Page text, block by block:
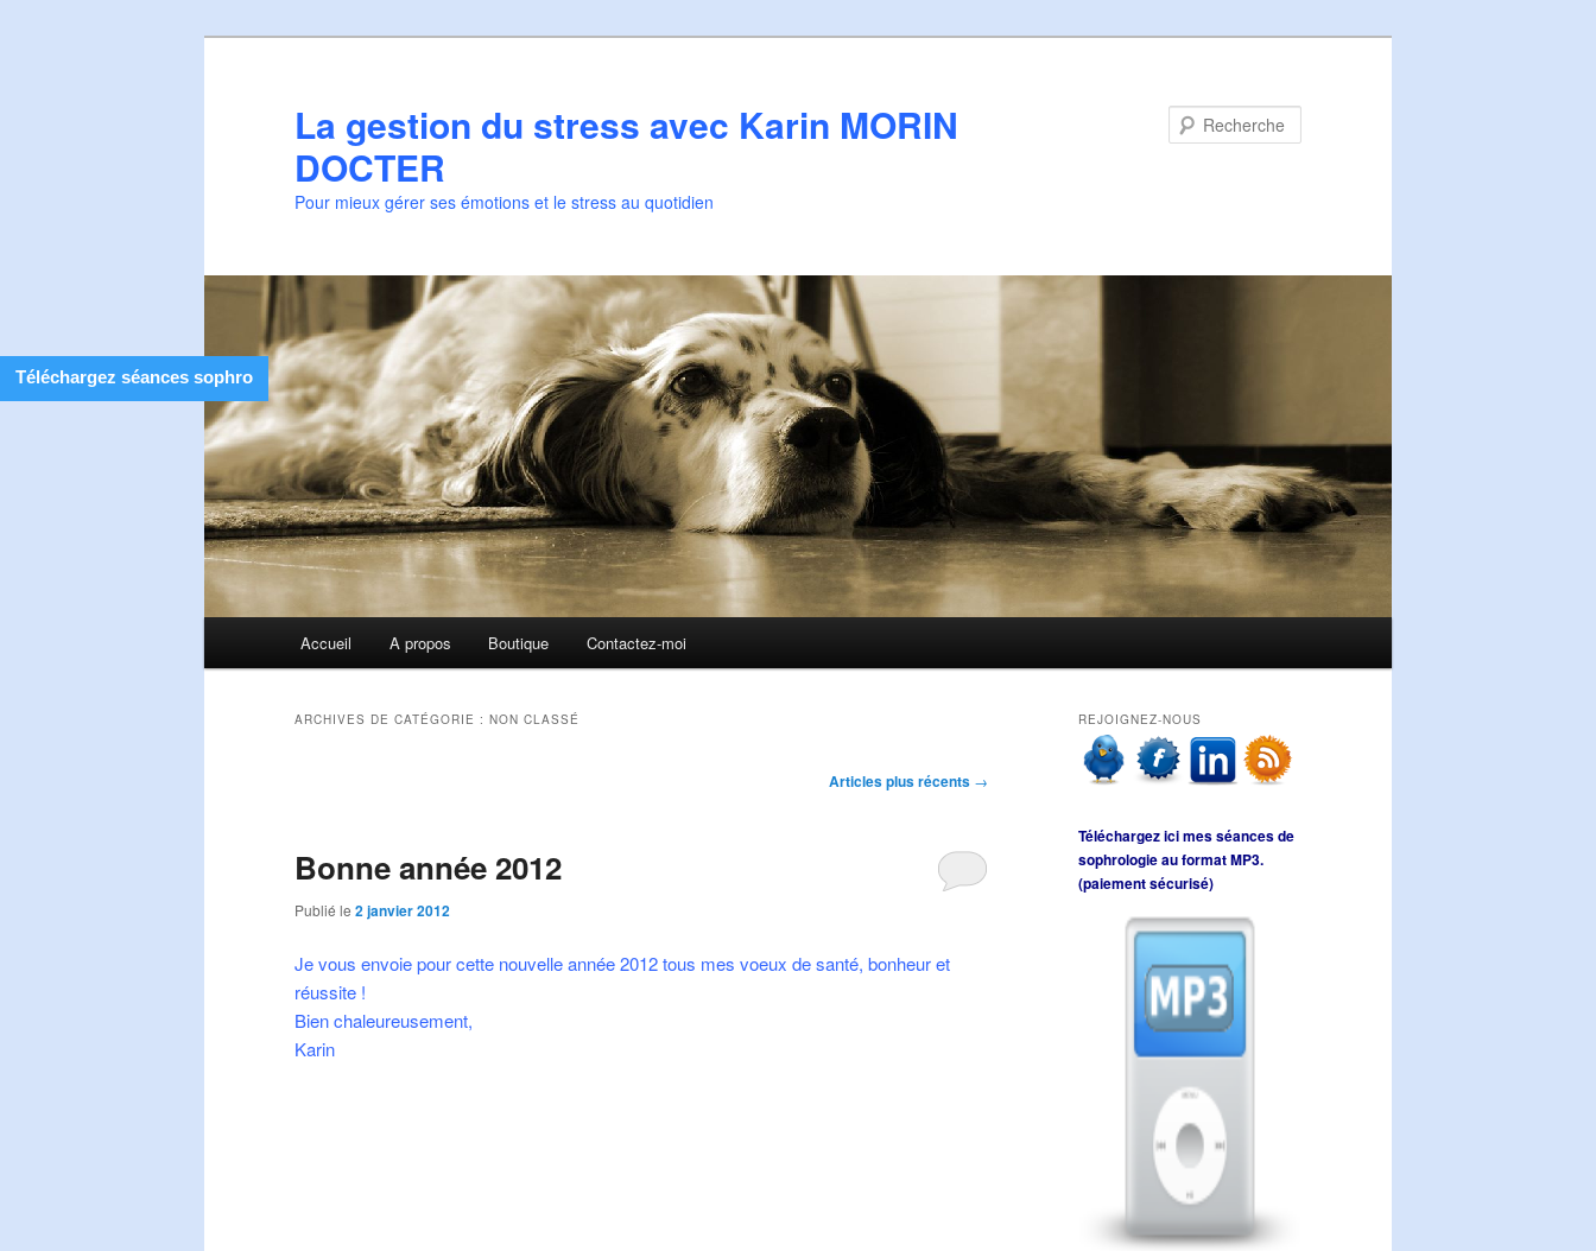
La gestion du stress avec Karin MORIN
DOCTER
Pour mieux gérer ses émotions et le stress au quotidien
Accueil A propos Boutique Contactez-moi
ARCHIVES DE CATÉGORIE : NON CLASSÉ
Articles plus récents →
Bonne année 2012
Publié le 2 janvier 2012
Je vous envoie pour cette nouvelle année 2012 tous mes voeux de santé, bonheur et
réussite !
Bien chaleureusement,
Karin
REJOIGNEZ-NOUS
Téléchargez ici mes séances de
sophrologie au format MP3.
(paiement sécurisé)
Téléchargez séances sophro